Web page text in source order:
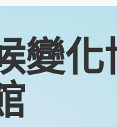
變化